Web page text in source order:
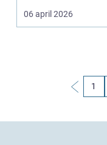
automatikk kan
bonden s...
06 april 2026
1